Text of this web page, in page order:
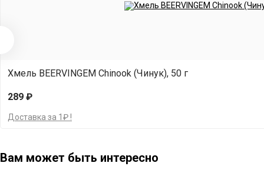
Хмель BEERVINGEM Chinook (Чинук), 50 г
289 ₽
Доставка за 1₽ !
Вам может быть интересно